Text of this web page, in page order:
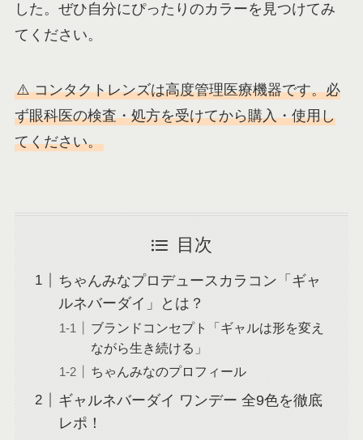
した。ぜひ自分にぴったりのカラーを見つけてみ
てください。
⚠️ コンタクトレンズは高度管理医療機器です。必
ず眼科医の検査・処方を受けてから購入・使用し
てください。
目次
ちゃんみなプロデュースカラコン「ギャ
ルネバーダイ」とは？
ブランドコンセプト「ギャルは形を変え
ながら生き続ける」
ちゃんみなのプロフィール
ギャルネバーダイ ワンデー 全9色を徹底
レポ！